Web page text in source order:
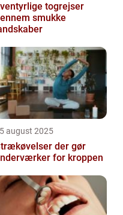
togrejser
smukke
august 2025
der gør
for kroppen